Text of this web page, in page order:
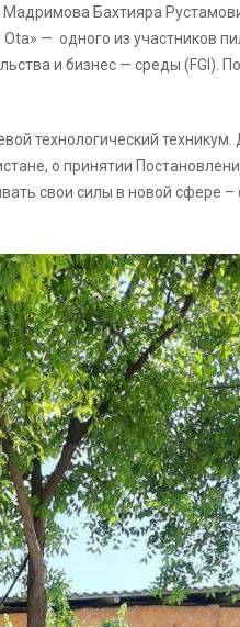
Бахтияра
— одного из участников
и бизнес — среды (FGI).
технологический
о принятии
свои силы в новой сфере –